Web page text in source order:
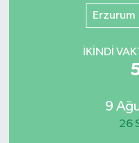
Erzurum
İKINDI
9
26
TEMETTÜ